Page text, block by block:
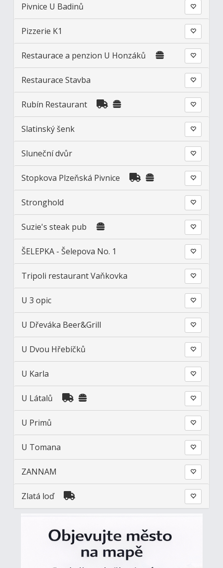
Pivnice U Badinů
Pizzerie K1
Restaurace a penzion U Honzáků
Restaurace Stavba
Rubín Restaurant
Slatinský šenk
Sluneční dvůr
Stopkova Plzeňská Pivnice
Stronghold
Suzie's steak pub
ŠELEPKA - Šelepova No. 1
Tripoli restaurant Vaňkovka
U 3 opic
U Dřeváka Beer&Grill
U Dvou Hřebíčků
U Karla
U Látalů
U Primů
U Tomana
ZANNAM
Zlatá loď